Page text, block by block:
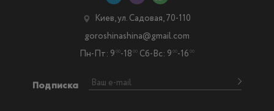
Подписка
Киев, ул. Садовая, 70-110
Пн-Пт: 9 00-18 00 Сб-Вс: 9 00-16 00
goroshinashina@gmail.com